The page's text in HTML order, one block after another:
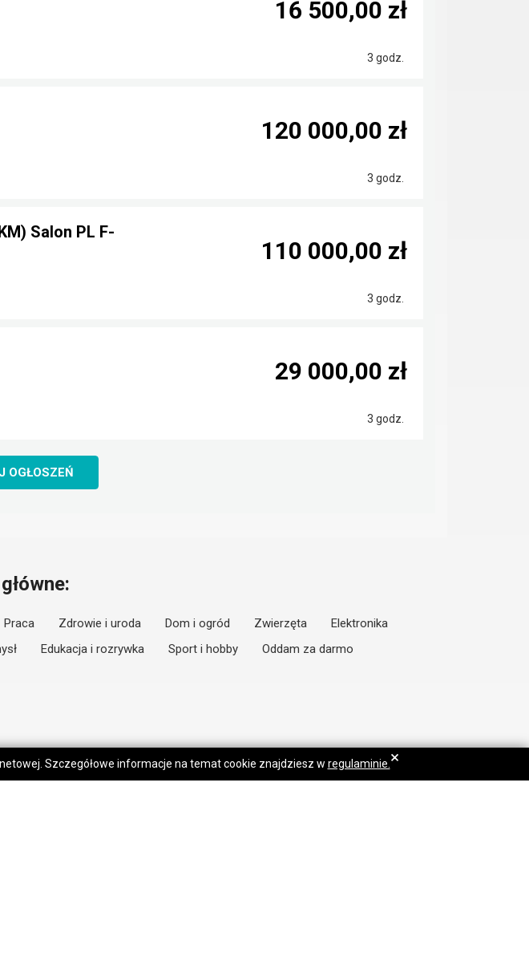
3 godz.
16 500,00 zł
3 godz.
120 000,00 zł
Salon PL F-
3 godz.
110 000,00 zł
3 godz.
29 000,00 zł
OGŁOSZEŃ
Praca Zdrowie i uroda Dom i ogród Zwierzęta
Elektronika
Edukacja i rozrywka Sport i hobby
Oddam za darmo
Szczegółowe informacje na temat cookie znajdziesz w regulaminie. ×